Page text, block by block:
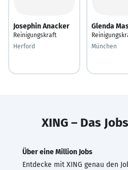
Josephin Anacker
Reinigungskraft
Herford
Glenda
München
XING – Das
Über eine Million Jobs
Entdecke mit XING genau den